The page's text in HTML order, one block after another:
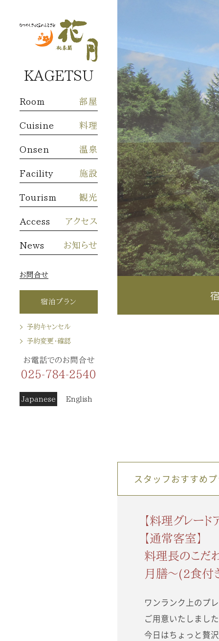
KAGETSU
Room 部屋
Cuisine 料理
Onsen 温泉
Facility 施設
Tourism 観光
Access アクセス
News お知らせ
お問合せ
宿泊プラン
予約キャンセル
予約変更・確認
お電話でのお問合せ
025-784-2540
Japanese English
スタッフおすすめ
【料理グレード
【通常客室】
料理長のこだ
月膳～(2食付
ワンランク上のプ
ご用意いたしまし
今日はちょっと贅